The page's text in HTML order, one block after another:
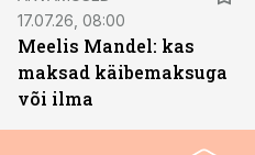
17.07.26, 08:00
Meelis Mandel: kas
maksad käibemaksuga
või ilma